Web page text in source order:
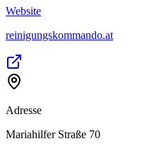
Website
reinigungskommando.at
Adresse
Mariahilfer Straße 70